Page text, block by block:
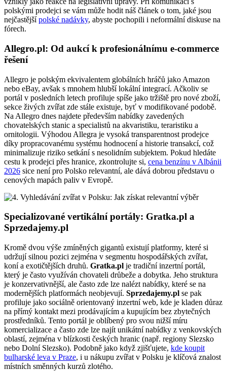
polskými prodejci se vám může hodit náš článek o tom, jaké jsou
nejčastějšípolské nadávky, abyste pochopili i neformální diskuse na
fórech.
Allegro.pl: Od aukcí k profesionálnímu e-commerce
řešení
Allegro je polským ekvivalentem globálních hráčů jako Amazon
nebo eBay, avšak s mnohem hlubší lokální integrací. Ačkoliv se
portál v posledních letech profiluje spíše jako tržiště pro nové zboží,
sekce živých zvířat zde stále existuje, byť v modifikované podobě.
Na Allegro dnes najdete především nabídky zavedených
chovatelských stanic a specialistů na akvaristiku, teraristiku a
ornitologii. Výhodou Allegra je vysoká transparentnost prodejce
díky propracovanému systému hodnocení a historie transakcí, což
minimalizuje riziko setkání s nesolidním subjektem. Pokud hledáte
cestu k prodejci přes hranice, zkontrolujte si, cena benzínu v Albánii
2026 sice není pro Polsko relevantní, ale dává dobrou představu o
cenových mapách paliv v Evropě.
Specializované vertikální portály: Gratka.pl a
Sprzedajemy.pl
Kromě dvou výše zmíněných gigantů existují platformy, které si
udržují silnou pozici zejména v segmentu hospodářských zvířat,
koní a exotičtějších druhů. Gratka.pl je tradiční inzertní portál,
který je často využíván chovateli drůbeže a dobytka. Jeho struktura
je konzervativnější, ale často zde lze nalézt nabídky, které se na
modernějších platformách neobjevují. Sprzedajemy.pl se pak
profiluje jako sociálně orientovaný inzertní web, kde je kladen důraz
na přímý kontakt mezi prodávajícím a kupujícím bez zbytečných
prostředníků. Tento portál je oblíbený pro svou nižší míru
komercializace a často zde lze najít unikátní nabídky z venkovských
oblastí, zejména v blízkosti českých hranic (např. regiony Slezsko
nebo Dolní Slezsko). Podobně jako když zjišťujete, kde koupit
bulharské leva v Praze, i u nákupu zvířat v Polsku je klíčová znalost
místních směnných kurzů zlotého.